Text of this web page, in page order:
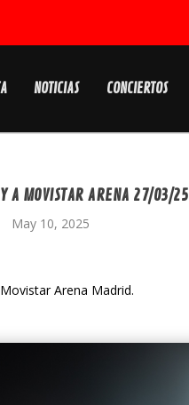
NOTICIAS CONCIERTOS
A MOVISTAR ARENA 27/03/25
May 10, 2025
Arena Madrid.